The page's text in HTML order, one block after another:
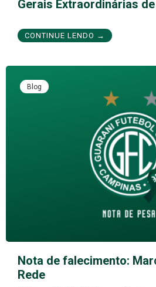
Gerais Extraordinárias
CONTINUE LENDO →
Blog
Nota de falecimento:
Rede